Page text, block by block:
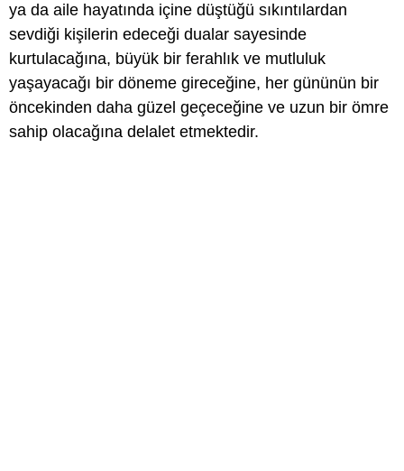
ya da aile hayatında içine düştüğü sıkıntılardan
sevdiği kişilerin edeceği dualar sayesinde
kurtulacağına, büyük bir ferahlık ve mutluluk
yaşayacağı bir döneme gireceğine, her gününün bir
öncekinden daha güzel geçeceğine ve uzun bir ömre
sahip olacağına delalet etmektedir.